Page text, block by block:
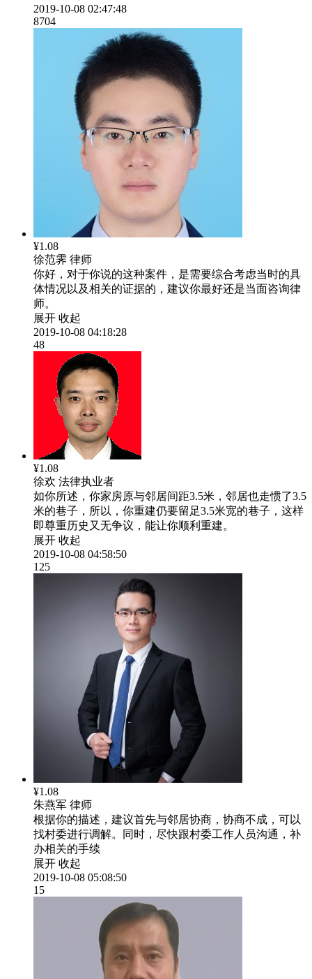
2019-10-08 02:47:48
8704
¥1.08
徐范霁 律师
你好，对于你说的这种案件，是需要综合考虑当时的具
体情况以及相关的证据的，建议你最好还是当面咨询律
师。
展开 收起
2019-10-08 04:18:28
48
¥1.08
徐欢 法律执业者
如你所述，你家房原与邻居间距3.5米，邻居也走惯了3.5
米的巷子，所以，你重建仍要留足3.5米宽的巷子，这样
即尊重历史又无争议，能让你顺利重建。
展开 收起
2019-10-08 04:58:50
125
¥1.08
朱燕军 律师
根据你的描述，建议首先与邻居协商，协商不成，可以
找村委进行调解。同时，尽快跟村委工作人员沟通，补
办相关的手续
展开 收起
2019-10-08 05:08:50
15